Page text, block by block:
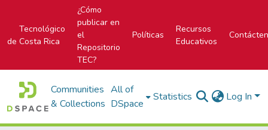
Tecnológico
de Costa Rica
¿Cómo
publicar en
el
Repositorio
TEC?
Políticas
Recursos
Educativos
Communities
& Collections
All of
DSpace
Statistics Log In